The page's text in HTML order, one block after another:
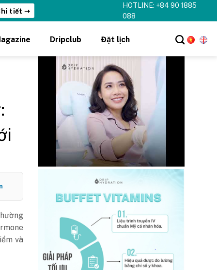
tiết ➝
HOTLINE: +84 90 1885
088
Dripclub Đặt lịch
và